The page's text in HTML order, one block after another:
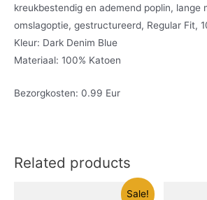
kreukbestendig en ademend poplin, lange
omslagoptie, gestructureerd, Regular Fit,
Kleur: Dark Denim Blue
Materiaal: 100% Katoen
Bezorgkosten: 0.99 Eur
Related products
Sale!